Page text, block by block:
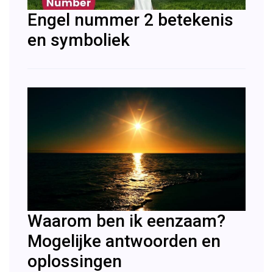
Engel nummer 2 betekenis
en symboliek
Waarom ben ik eenzaam?
Mogelijke antwoorden en
oplossingen